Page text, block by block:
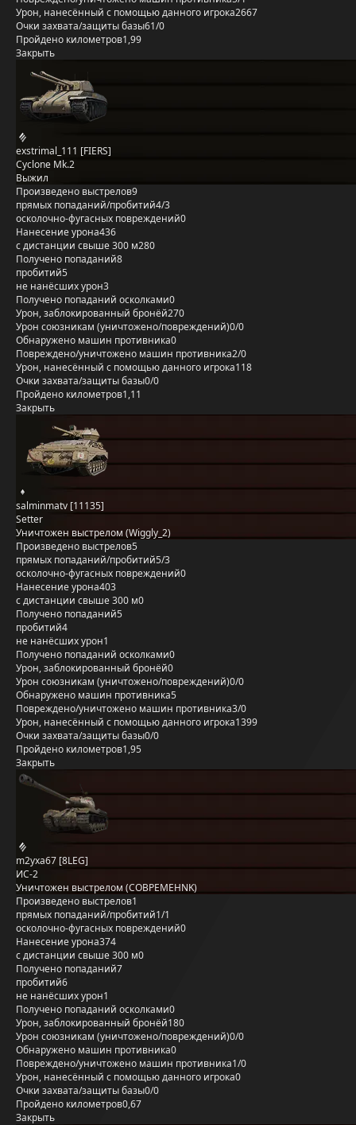
Урон, нанесённый с помощью данного игрока2667
Очки захвата/защиты базы61/0
Пройдено километров1,99
Закрыть
exstrimal_111 [FIERS]
Cyclone Mk.2
Выжил
Произведено выстрелов9
прямых попаданий/пробитий4/3
осколочно-фугасных повреждений0
Нанесение урона436
с дистанции свыше 300 м280
Получено попаданий8
пробитий5
не нанёсших урон3
Получено попаданий осколками0
Урон, заблокированный бронёй270
Урон союзникам (уничтожено/повреждений)0/0
Обнаружено машин противника0
Повреждено/уничтожено машин противника2/0
Урон, нанесённый с помощью данного игрока118
Очки захвата/защиты базы0/0
Пройдено километров1,11
Закрыть
salminmatv [11135]
Setter
Уничтожен выстрелом (Wiggly_2)
Произведено выстрелов5
прямых попаданий/пробитий5/3
осколочно-фугасных повреждений0
Нанесение урона403
с дистанции свыше 300 м0
Получено попаданий5
пробитий4
не нанёсших урон1
Получено попаданий осколками0
Урон, заблокированный бронёй0
Урон союзникам (уничтожено/повреждений)0/0
Обнаружено машин противника5
Повреждено/уничтожено машин противника3/0
Урон, нанесённый с помощью данного игрока1399
Очки захвата/защиты базы0/0
Пройдено километров1,95
Закрыть
m2yxa67 [8LEG]
ИС-2
Уничтожен выстрелом (COBPEMEHNK)
Произведено выстрелов1
прямых попаданий/пробитий1/1
осколочно-фугасных повреждений0
Нанесение урона374
с дистанции свыше 300 м0
Получено попаданий7
пробитий6
не нанёсших урон1
Получено попаданий осколками0
Урон, заблокированный бронёй180
Урон союзникам (уничтожено/повреждений)0/0
Обнаружено машин противника0
Повреждено/уничтожено машин противника1/0
Урон, нанесённый с помощью данного игрока0
Очки захвата/защиты базы0/0
Пройдено километров0,67
Закрыть